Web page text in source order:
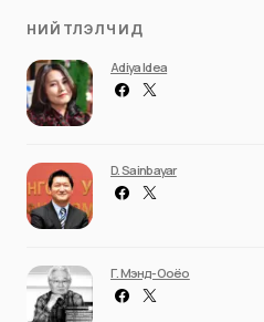
НИЙТЛЭЛЧИД
Adiya Idea
D. Sainbayar
Г. Мэнд-Ооёо